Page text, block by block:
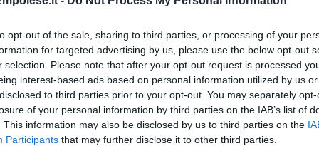
opt-out of the sale, sharing to third parties, or processing of your
for targeted advertising by us, please use the below opt-out
selection. Please note that after your opt-out request is processed
interest-based ads based on personal information utilized by us
to third parties prior to your opt-out. You may separately
of your personal information by third parties on the IAB’s list of
This information may also be disclosed by us to third parties on the
Participants that may further disclose it to other third parties.
paziente SM ne rimaneva indifferente. Lo studio del suo
ha mostrato la causa di questa incapacità di reagire a
assenti, e questa mancanza era dovuto probabilmente ad
L’assenza della coppia di amigdale la rendeva incapace di
l’emozione stessa della paura nei visi impauriti, oltre che
facciali relative ad altre emozioni. Il caso SM fu studiato
of Iowa) e pubblicato sulla prestigiosa rivista Nature
capire quanto importante sia il ruolo di una singola struttura